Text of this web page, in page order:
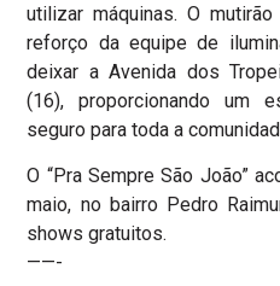
utilizar máquinas. O
reforço da equipe de
deixar a Avenida dos
(16), proporcionando um
seguro para toda a
O “Pra Sempre São João”
maio, no bairro Pedro
shows gratuitos.
——-